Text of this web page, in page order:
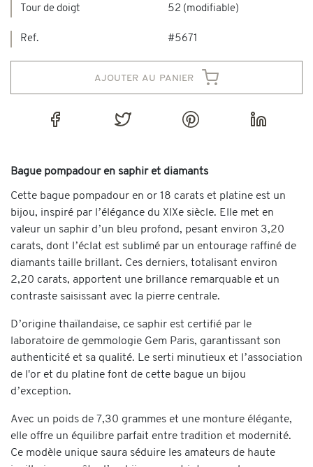
Tour de doigt 52 (modifiable)
Ref. #5671
ajouter au panier
Bague pompadour en saphir et diamants
Cette bague pompadour en or 18 carats et platine est un
bijou, inspiré par l’élégance du XIXe siècle. Elle met en
valeur un saphir d’un bleu profond, pesant environ 3,20
carats, dont l’éclat est sublimé par un entourage raffiné de
diamants taille brillant. Ces derniers, totalisant environ
2,20 carats, apportent une brillance remarquable et un
contraste saisissant avec la pierre centrale.
D’origine thaïlandaise, ce saphir est certifié par le
laboratoire de gemmologie Gem Paris, garantissant son
authenticité et sa qualité. Le serti minutieux et l’association
de l'or et du platine font de cette bague un bijou
d’exception.
Avec un poids de 7,30 grammes et une monture élégante,
elle offre un équilibre parfait entre tradition et modernité.
Ce modèle unique saura séduire les amateurs de haute